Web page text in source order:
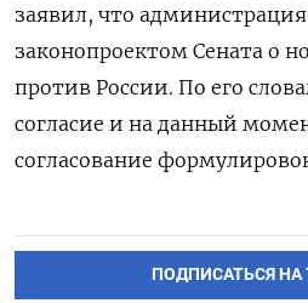
заявил, что
законопроектом Сената о
против России. По его
согласие и на данный
согласование
ПОДПИСАТЬСЯ НА